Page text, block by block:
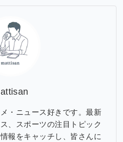
・ニュース好きです。最新
、スポーツの注目トピック
報をキャッチし、皆さんに